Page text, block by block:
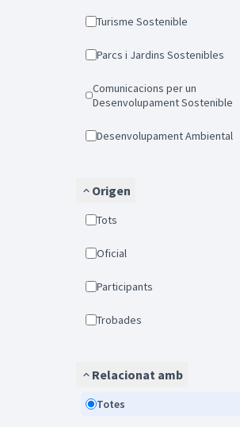
Turisme Sostenible
Parcs i Jardins Sostenibles
Comunicacions per un
Desenvolupament Sostenible
Desenvolupament Ambiental
Origen
Tots
Oficial
Participants
Trobades
Relacionat amb
Totes